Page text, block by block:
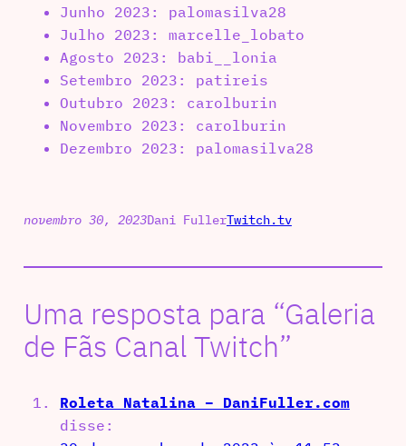
Junho 2023: palomasilva28
Julho 2023: marcelle_lobato
Agosto 2023: babi__lonia
Setembro 2023: patireis
Outubro 2023: carolburin
Novembro 2023: carolburin
Dezembro 2023: palomasilva28
novembro 30, 2023Dani FullerTwitch.tv
Uma resposta para “Galeria
de Fãs Canal Twitch”
Roleta Natalina – DaniFuller.com
disse: